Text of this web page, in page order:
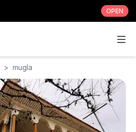
OPEN
> mugla